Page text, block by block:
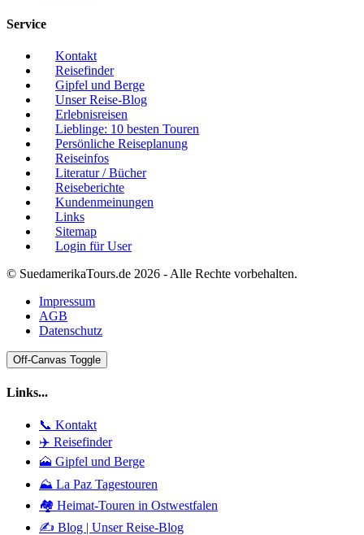
Service
Kontakt
Reisefinder
Gipfel und Berge
Unser Reise-Blog
Erlebnisreisen
Lieblinge: 10 besten Touren
Persönliche Reiseplanung
Reiseinfos
Literatur / Bücher
Reiseberichte
Kundenmeinungen
Links
Sitemap
Login für User
© SuedamerikaTours.de 2026 - Alle Rechte vorbehalten.
Impressum
AGB
Datenschutz
Off-Canvas Toggle
Links...
📞 Kontakt
✈️ Reisefinder
🗻 Gipfel und Berge
⛰️ La Paz Tagestouren
🏘️ Heimat-Touren in Ostwestfalen
✍️ Blog | Unser Reise-Blog